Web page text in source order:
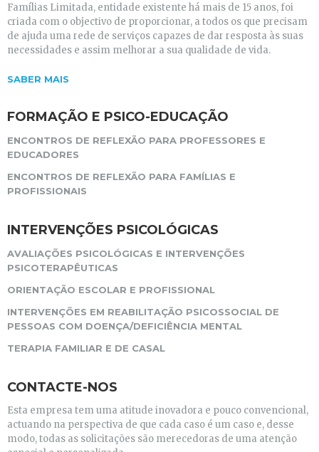
Famílias Limitada, entidade existente há mais de 15 anos, foi
criada com o objectivo de proporcionar, a todos os que precisam
de ajuda uma rede de serviços capazes de dar resposta às suas
necessidades e assim melhorar a sua qualidade de vida.
SABER MAIS
FORMAÇÃO E PSICO-EDUCAÇÃO
ENCONTROS DE REFLEXÃO PARA PROFESSORES E
EDUCADORES
ENCONTROS DE REFLEXÃO PARA FAMÍLIAS E
PROFISSIONAIS
INTERVENÇÕES PSICOLÓGICAS
AVALIAÇÕES PSICOLÓGICAS E INTERVENÇÕES
PSICOTERAPÊUTICAS
ORIENTAÇÃO ESCOLAR E PROFISSIONAL
INTERVENÇÕES EM REABILITAÇÃO PSICOSSOCIAL DE
PESSOAS COM DOENÇA/DEFICIÊNCIA MENTAL
TERAPIA FAMILIAR E DE CASAL
CONTACTE-NOS
Esta empresa tem uma atitude inovadora e pouco convencional,
actuando na perspectiva de que cada caso é um caso e, desse
modo, todas as solicitações são merecedoras de uma atenção